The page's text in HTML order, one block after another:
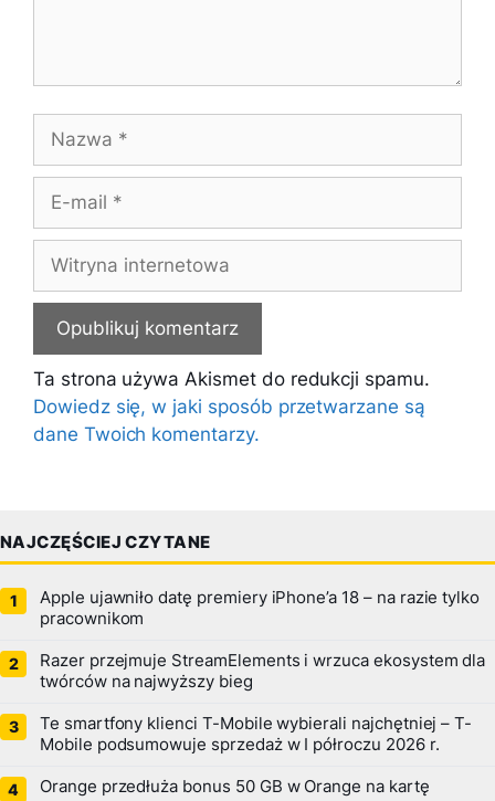
Nazwa
Witryna
internetowa
Ta strona używa Akismet do redukcji spamu.
Dowiedz się, w jaki sposób przetwarzane są
dane Twoich komentarzy.
NAJCZĘŚCIEJ CZYTANE
Apple ujawniło datę premiery iPhone’a 18 – na razie tylko
pracownikom
Razer przejmuje StreamElements i wrzuca ekosystem dla
twórców na najwyższy bieg
Te smartfony klienci T-Mobile wybierali najchętniej – T-
Mobile podsumowuje sprzedaż w I półroczu 2026 r.
Orange przedłuża bonus 50 GB w Orange na kartę